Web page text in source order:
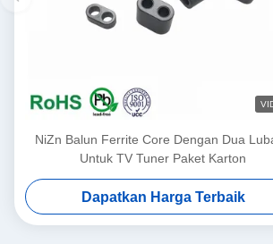
NiZn Balun Ferrite Core Dengan Dua
Untuk TV Tuner Paket Karton
Dapatkan Harga Terbaik